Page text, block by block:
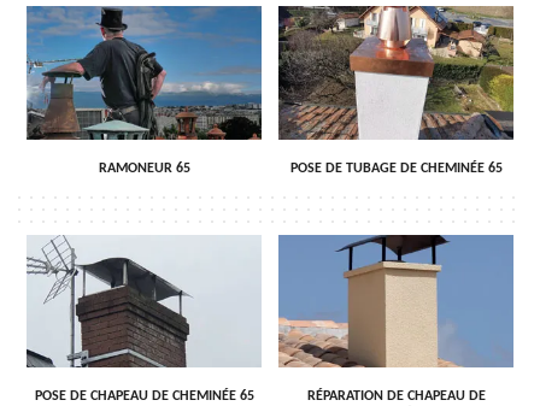
RAMONEUR 65 POSE DE TUBAGE DE CHEMINÉE 65
POSE DE CHAPEAU DE CHEMINÉE 65
RÉPARATION DE CHAPEAU DE